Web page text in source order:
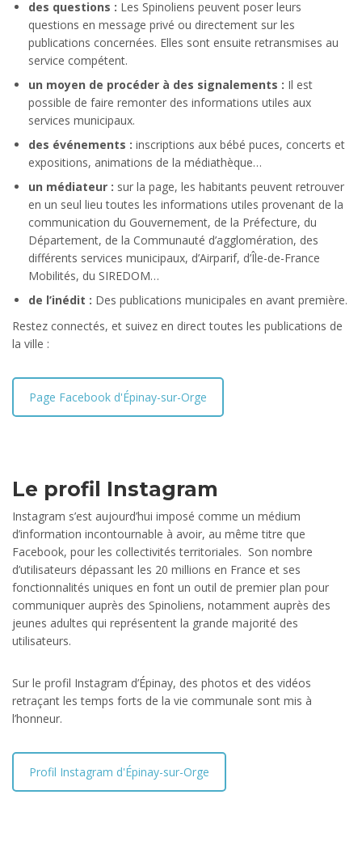
des questions : Les Spinoliens peuvent poser leurs
questions en message privé ou directement sur les
publications concernées. Elles sont ensuite retransmises au
service compétent.
un moyen de procéder à des signalements : Il est
possible de faire remonter des informations utiles aux
services municipaux.
des événements : inscriptions aux bébé puces, concerts et
expositions, animations de la médiathèque…
un médiateur : sur la page, les habitants peuvent retrouver
en un seul lieu toutes les informations utiles provenant de la
communication du Gouvernement, de la Préfecture, du
Département, de la Communauté d’agglomération, des
différents services municipaux, d’Airparif, d’Île-de-France
Mobilités, du SIREDOM…
de l’inédit : Des publications municipales en avant première.
Restez connectés, et suivez en direct toutes les publications de
la ville :
Page Facebook d'Épinay-sur-Orge
Le profil Instagram
Instagram s’est aujourd’hui imposé comme un médium
d’information incontournable à avoir, au même titre que
Facebook, pour les collectivités territoriales. Son nombre
d’utilisateurs dépassant les 20 millions en France et ses
fonctionnalités uniques en font un outil de premier plan pour
communiquer auprès des Spinoliens, notamment auprès des
jeunes adultes qui représentent la grande majorité des
utilisateurs.
Sur le profil Instagram d’Épinay, des photos et des vidéos
retraçant les temps forts de la vie communale sont mis à
l’honneur.
Profil Instagram d'Épinay-sur-Orge